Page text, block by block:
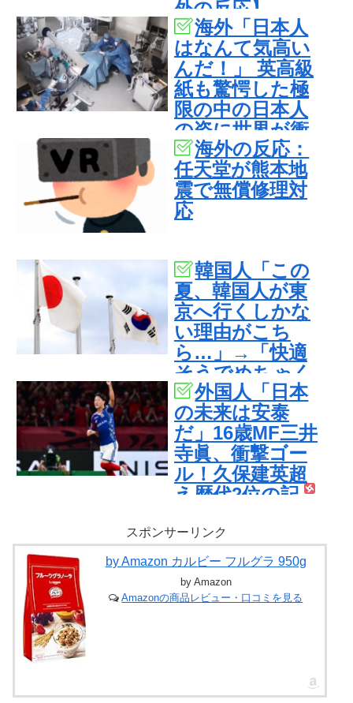
外の反応】
海外「日本人
はなんて気高い
んだ！」 英高級
紙も驚愕した極
限の中の日本人
の姿に世界が衝
撃海外の反応：
任天堂が熊本地
震で無償修理対
応
韓国人「この
夏、韓国人が東
京へ行くしかな
い理由がこち
ら…」→「快適
そうでめちゃく
ちゃ羨ましい…
（ﾌﾞﾙﾌﾞﾙ」＝韓
国の反応
外国人「日本
の未来は安泰
だ」16歳MF三井
寺眞、衝撃ゴー
ル！久保建英超
え歴代2位の記
活躍で海外絶
賛！【海外の反
応】
スポンサーリンク
by Amazon カルビー フルグラ 950g
by Amazon
Amazonの商品レビュー・口コミを見る